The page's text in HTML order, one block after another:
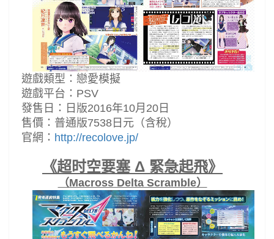
遊戲類型：戀愛模擬
遊戲平台：PSV
發售日：日版2016年10月20日
售價：普通版7538日元（含稅）
官網： http://recolove.jp/
《超时空要塞 Δ 緊急起飛》
（Macross Delta Scramble）